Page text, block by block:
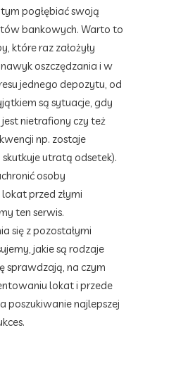
pogłębiać swoją
bankowych. Warto to
które raz założyły
oszczędzania i w
jednego depozytu, od
są sytuacje, gdy
nietrafiony czy też
np. zostaje
utratą odsetek).
osoby
przed złymi
ten serwis.
się z pozostałymi
jakie są rodzaje
sprawdzają, na czym
lokat i przede
poszukiwanie najlepszej